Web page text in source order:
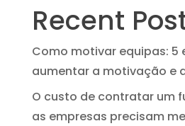
Recent
Como motivar equipas: 5
aumentar a motivação e
O custo de contratar um
as empresas precisam